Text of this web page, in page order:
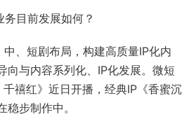
目前发展如何？
、短剧布局，构建高质量IP化内
向与内容系列化、IP化发展。微短
禧红》近日开播，经典IP 《香蜜沉
稳步制作中。